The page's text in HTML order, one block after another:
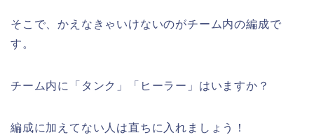
そこで、かえなきゃいけないのがチーム内の編成で
す。
チーム内に「タンク」「ヒーラー」はいますか？
編成に加えてない人は直ちに入れましょう！